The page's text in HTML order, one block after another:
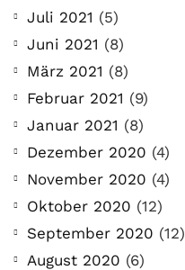
Juli 2021 (5)
Juni 2021 (8)
März 2021 (8)
Februar 2021 (9)
Januar 2021 (8)
Dezember 2020 (4)
November 2020 (4)
Oktober 2020 (12)
September 2020 (12)
August 2020 (6)